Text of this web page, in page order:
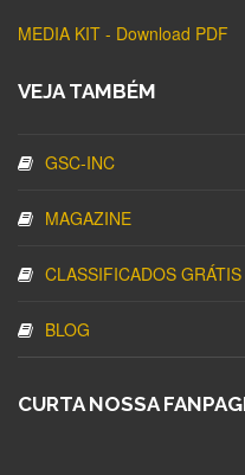
MEDIA KIT - Download PDF
VEJA TAMBÉM
GSC-INC
MAGAZINE
CLASSIFICADOS GRÁTIS
BLOG
CURTA NOSSA